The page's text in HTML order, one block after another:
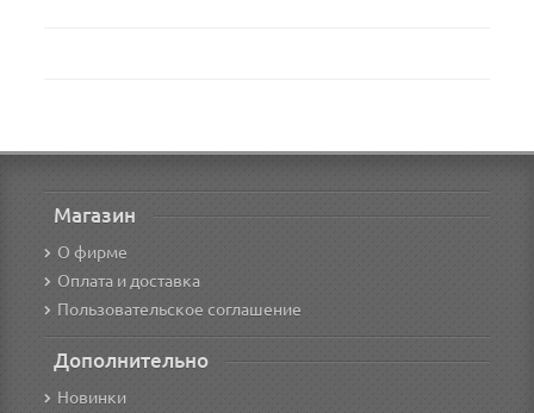
Магазин
О фирме
Оплата и доставка
Пользовательское соглашение
Дополнительно
Новинки